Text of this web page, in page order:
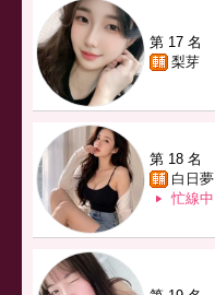
第 17 名
梨芽
第 18 名
白日夢
忙線中